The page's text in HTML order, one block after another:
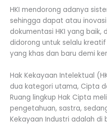
HKI mendorong adanya
sehingga dapat atau
dokumentasi HKI yang
didorong untuk selalu
yang khas dan baru demi
Hak Kekayaan Intelektual
dua kategori utama, Cipta
Ruang lingkup Hak Cipta
pengetahuan, sastra,
Kekayaan Industri adalah di